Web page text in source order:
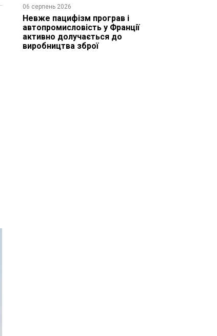
06 серпень 2026
Невже пацифізм програв і
автопромисловість у Франції
активно долучається до
виробництва зброї